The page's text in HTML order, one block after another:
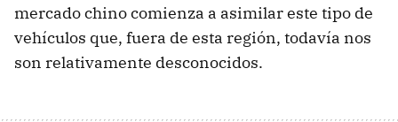
mercado chino comienza a asimilar este tipo de
vehículos que, fuera de esta región, todavía nos
son relativamente desconocidos.